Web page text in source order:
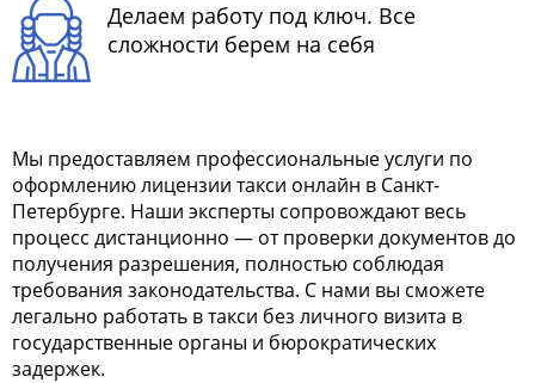
Делаем работу под ключ. Все
сложности берем на себя
Мы предоставляем профессиональные услуги по
оформлению лицензии такси онлайн в Санкт-
Петербурге. Наши эксперты сопровождают весь
процесс дистанционно — от проверки документов до
получения разрешения, полностью соблюдая
требования законодательства. С нами вы сможете
легально работать в такси без личного визита в
государственные органы и бюрократических
задержек.